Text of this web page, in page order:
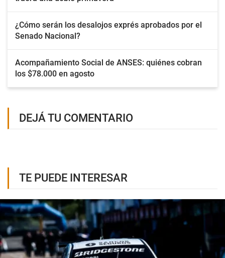
¿Cómo serán los desalojos exprés aprobados por el
Senado Nacional?
Acompañamiento Social de ANSES: quiénes cobran
los $78.000 en agosto
DEJÁ TU COMENTARIO
TE PUEDE INTERESAR